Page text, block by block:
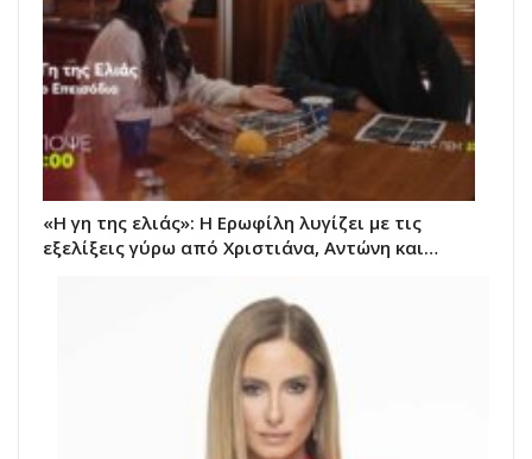
«Η γη της ελιάς»: Η Ερωφίλη λυγίζει με τις
εξελίξεις γύρω από Χριστιάνα, Αντώνη και…